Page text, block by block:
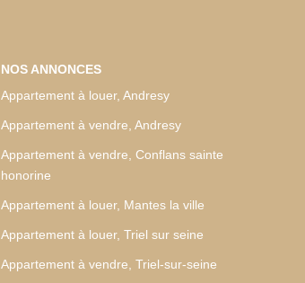
NOS ANNONCES
Appartement à louer, Andresy
Appartement à vendre, Andresy
Appartement à vendre, Conflans sainte
honorine
Appartement à louer, Mantes la ville
Appartement à louer, Triel sur seine
Appartement à vendre, Triel-sur-seine